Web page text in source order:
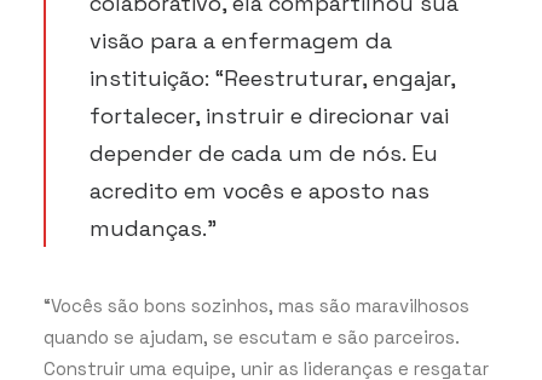
visão para a enfermagem da
instituição: “Reestruturar, engajar,
fortalecer, instruir e direcionar vai
depender de cada um de nós. Eu
acredito em vocês e aposto nas
mudanças.”
“Vocês são bons sozinhos, mas são maravilhosos
quando se ajudam, se escutam e são parceiros.
Construir uma equipe, unir as lideranças e resgatar